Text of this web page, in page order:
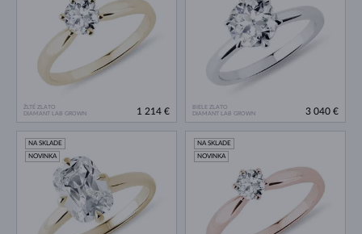
ŽLTÉ ZLATO
DIAMANT LAB GROWN
1 214 €
BIELE ZLATO
DIAMANT LAB GROWN
3 040 €
NA SKLADE
NOVINKA
NA SKLADE
NOVINKA